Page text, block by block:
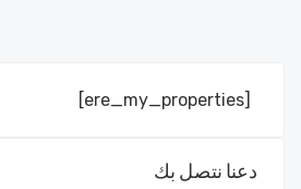
[ere_my_properties]
دعنا نتصل بك